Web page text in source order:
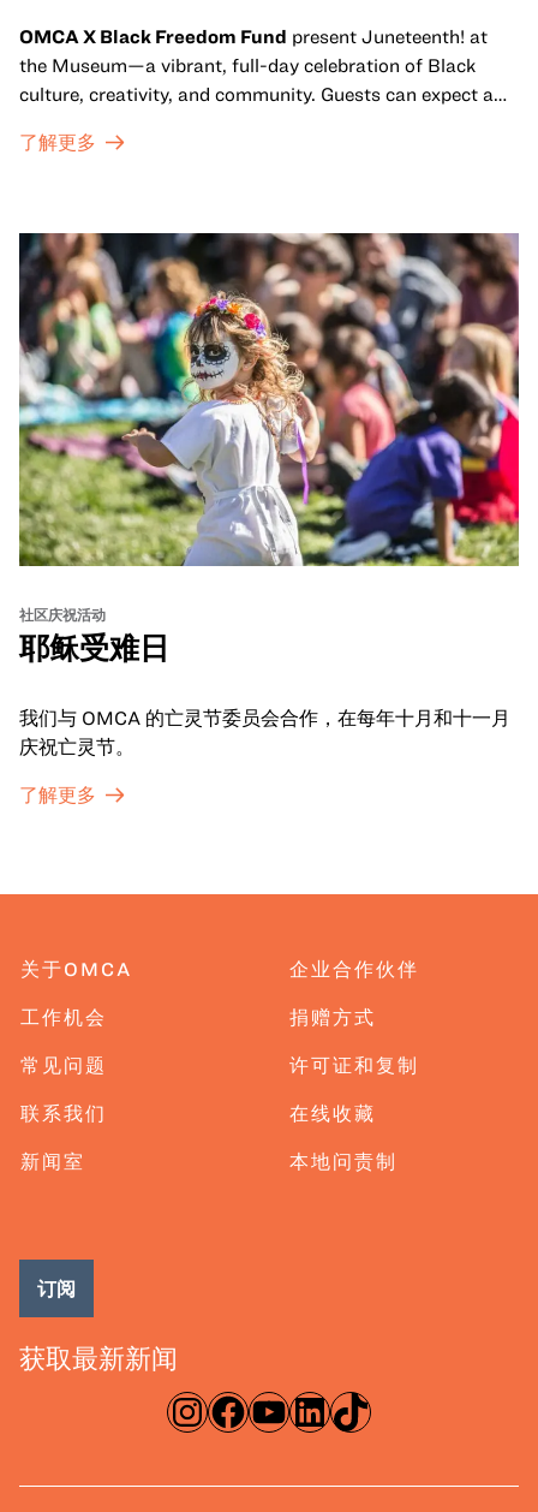
OMCA X Black Freedom Fund present Juneteenth! at
the Museum—a vibrant, full-day celebration of Black
culture, creativity, and community. Guests can expect a
sets from boundary-pushing artists, delicious offerings
move, make, and connect in celebration of Black culture.
了解更多
社区庆祝活动
耶稣受难日
我们与 OMCA 的亡灵节委员会合作，在每年十月和十一月
庆祝亡灵节。
了解更多
关于OMCA
工作机会
常见问题
联系我们
新闻室
企业合作伙伴
捐赠方式
许可证和复制
在线收藏
本地问责制
淘宝网脸书录像带ǞǞǞTikTok
获取最新新闻
订阅